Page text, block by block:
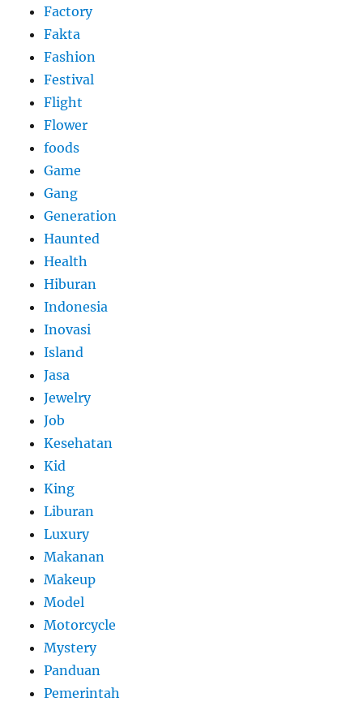
Factory
Fakta
Fashion
Festival
Flight
Flower
foods
Game
Gang
Generation
Haunted
Health
Hiburan
Indonesia
Inovasi
Island
Jasa
Jewelry
Job
Kesehatan
Kid
King
Liburan
Luxury
Makanan
Makeup
Model
Motorcycle
Mystery
Panduan
Pemerintah